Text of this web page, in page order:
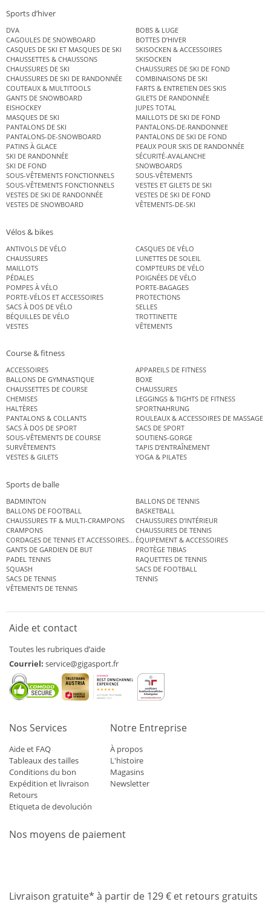
Sports d’hiver
DVA
BOBS & LUGE
CAGOULES DE SNOWBOARD
BOTTES D’HIVER
CASQUES DE SKI ET MASQUES DE SKI
SKISOCKEN & ACCESSOIRES
CHAUSSETTES & CHAUSSONS
SKISOCKEN
CHAUSSURES DE SKI
CHAUSSURES DE SKI DE FOND
CHAUSSURES DE SKI DE RANDONNÉE
COMBINAISONS DE SKI
COUTEAUX & MULTITOOLS
FARTS & ENTRETIEN DES SKIS
GANTS DE SNOWBOARD
GILETS DE RANDONNÉE
EISHOCKEY
JUPES TOTAL
MASQUES DE SKI
MAILLOTS DE SKI DE FOND
PANTALONS DE SKI
PANTALONS-DE-RANDONNEE
PANTALONS-DE-SNOWBOARD
PANTALONS DE SKI DE FOND
PATINS À GLACE
PEAUX POUR SKIS DE RANDONNÉE
SKI DE RANDONNÉE
SÉCURITÉ-AVALANCHE
SKI DE FOND
SNOWBOARDS
SOUS-VÊTEMENTS FONCTIONNELS
SOUS-VÊTEMENTS
SOUS-VÊTEMENTS FONCTIONNELS
VESTES ET GILETS DE SKI
VESTES DE SKI DE RANDONNÉE
VESTES DE SKI DE FOND
VESTES DE SNOWBOARD
VÊTEMENTS-DE-SKI
Vélos & bikes
ANTIVOLS DE VÉLO
CASQUES DE VÉLO
CHAUSSURES
LUNETTES DE SOLEIL
MAILLOTS
COMPTEURS DE VÉLO
PÉDALES
POIGNÉES DE VÉLO
POMPES À VÉLO
PORTE-BAGAGES
PORTE-VÉLOS ET ACCESSOIRES
PROTECTIONS
SACS À DOS DE VÉLO
SELLES
BÉQUILLES DE VÉLO
TROTTINETTE
VESTES
VÊTEMENTS
Course & fitness
ACCESSOIRES
APPAREILS DE FITNESS
BALLONS DE GYMNASTIQUE
BOXE
CHAUSSETTES DE COURSE
CHAUSSURES
CHEMISES
LEGGINGS & TIGHTS DE FITNESS
HALTÈRES
SPORTNAHRUNG
PANTALONS & COLLANTS
ROULEAUX & ACCESSOIRES DE MASSAGE
SACS À DOS DE SPORT
SACS DE SPORT
SOUS-VÊTEMENTS DE COURSE
SOUTIENS-GORGE
SURVÊTEMENTS
TAPIS D’ENTRAÎNEMENT
VESTES & GILETS
YOGA & PILATES
Sports de balle
BADMINTON
BALLONS DE TENNIS
BALLONS DE FOOTBALL
BASKETBALL
CHAUSSURES TF & MULTI-CRAMPONS
CHAUSSURES D’INTÉRIEUR
CRAMPONS
CHAUSSURES DE TENNIS
CORDAGES DE TENNIS ET ACCESSOIRES DE TENNISÉQUIPEMENT & ACCESSOIRES
GANTS DE GARDIEN DE BUT
PROTÈGE TIBIAS
PADEL TENNIS
RAQUETTES DE TENNIS
SQUASH
SACS DE FOOTBALL
SACS DE TENNIS
TENNIS
VÊTEMENTS DE TENNIS
Aide et contact
Toutes les rubriques d’aide
Courriel: service@gigasport.fr
Nos Services
Aide et FAQ
Tableaux des tailles
Conditions du bon
Expédition et livraison
Retours
Etiqueta de devolución
Notre Entreprise
À propos
L'histoire
Magasins
Newsletter
Nos moyens de paiement
Livraison gratuite* à partir de 129 € et retours gratuits